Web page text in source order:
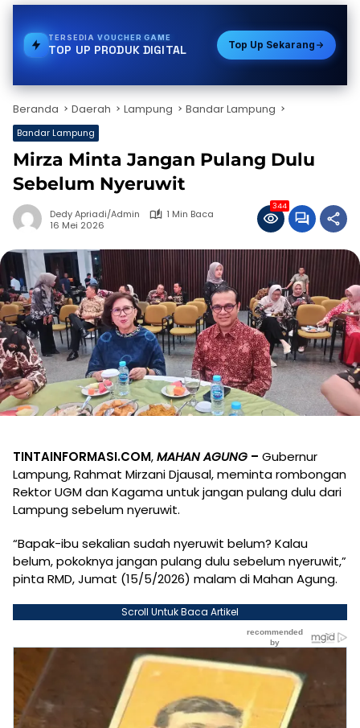
TERSEDIAPULSA
TOP UP PRODUK DIGITAL Top Up Sekarang
Beranda Daerah Lampung Bandar Lampung
Bandar Lampung
Mirza Minta Jangan Pulang Dulu
Sebelum Nyeruwit
Dedy Apriadi/Admin
1 Min Baca
16 Mei 2026
344
TINTAINFORMASI.COM,MAHAN AGUNG – Gubernur
Lampung, Rahmat Mirzani Djausal, meminta rombongan
Rektor UGM dan Kagama untuk jangan pulang dulu dari
Lampung sebelum nyeruwit.
“Bapak-ibu sekalian sudah nyeruwit belum? Kalau
belum, pokoknya jangan pulang dulu sebelum nyeruwit,”
pinta RMD, Jumat (15/5/2026) malam di Mahan Agung.
Scroll Untuk Baca Artikel